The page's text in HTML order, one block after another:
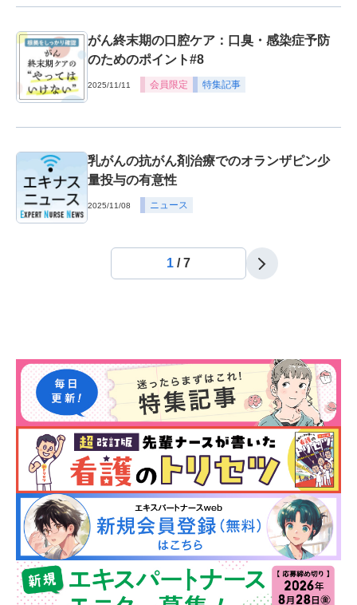
がん終末期の口腔ケア：口臭・感染症予防
のためのポイント#8
2025/11/11 会員限定 特集記事
乳がんの抗がん剤治療でのオランザピン少
量投与の有意性
2025/11/08 ニュース
1 /7